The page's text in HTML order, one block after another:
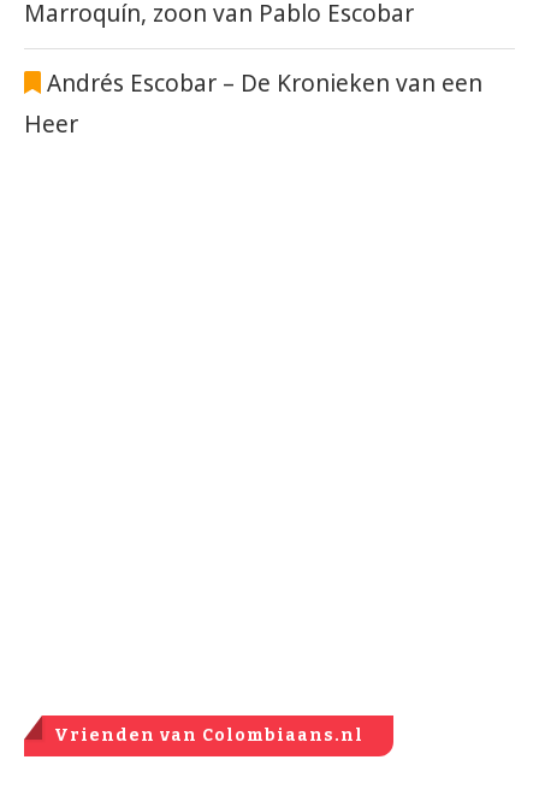
Marroquín, zoon van Pablo Escobar
Andrés Escobar – De Kronieken van een
Heer
Vrienden van Colombiaans.nl